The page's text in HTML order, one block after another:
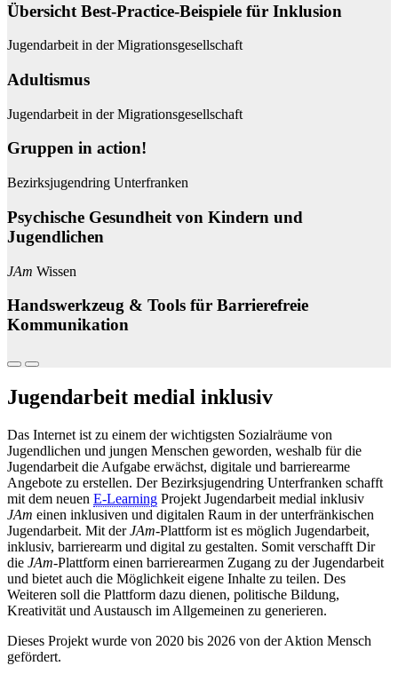
Übersicht Best-Practice-Beispiele für Inklusion
Jugendarbeit in der Migrationsgesellschaft
Adultismus
Jugendarbeit in der Migrationsgesellschaft
Gruppen in action!
Bezirksjugendring Unterfranken
Psychische Gesundheit von Kindern und
Jugendlichen
JAm Wissen
Handswerkzeug & Tools für Barrierefreie
Kommunikation
Vorheriger Slide
Nächster Slide
Jugendarbeit medial inklusiv
Das Internet ist zu einem der wichtigsten Sozialräume von
Jugendlichen und jungen Menschen geworden, weshalb für die
Jugendarbeit die Aufgabe erwächst, digitale und barrierearme
Angebote zu erstellen. Der Bezirksjugendring Unterfranken schafft
mit dem neuen E-Learning Projekt Jugendarbeit medial inklusiv
JAm einen inklusiven und digitalen Raum in der unterfränkischen
Jugendarbeit. Mit derJAm-Plattform ist es möglich Jugendarbeit,
inklusiv, barrierearm und digital zu gestalten. Somit verschafft Dir
die JAm-Plattform einen barrierearmen Zugang zu der Jugendarbeit
und bietet auch die Möglichkeit eigene Inhalte zu teilen. Des
Weiteren soll die Plattform dazu dienen, politische Bildung,
Kreativität und Austausch im Allgemeinen zu generieren.
Dieses Projekt wurde von 2020 bis 2026 von der Aktion Mensch
gefördert.